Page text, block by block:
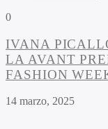
0
IVANA
LA AVANT
FASHION
14 marzo, 2025